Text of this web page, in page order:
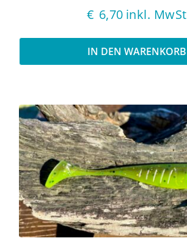
€ 6,70 inkl. MwSt
IN DEN WARENKORB